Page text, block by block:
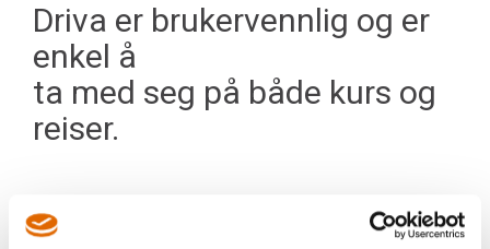
Driva er brukervennlig og er
enkel å
ta med seg på både kurs og
reiser.
En stabil og sterk symaskin